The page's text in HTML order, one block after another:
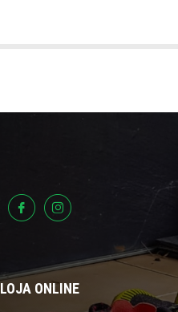
LOJA ONLINE